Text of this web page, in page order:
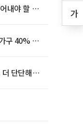
가
내야 할 사
구 40% 노
단단해진